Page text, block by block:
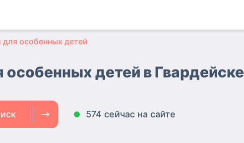
для особенных детей
особенных детей в Гвардейске
574 сейчас на сайте